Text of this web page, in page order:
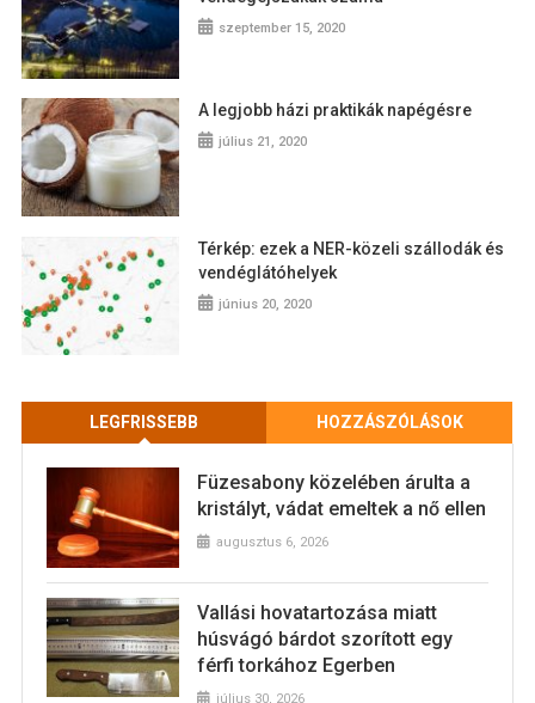
szeptember 15, 2020
A legjobb házi praktikák napégésre
július 21, 2020
Térkép: ezek a NER-közeli szállodák és
vendéglátóhelyek
június 20, 2020
LEGFRISSEBB HOZZÁSZÓLÁSOK
Füzesabony közelében árulta a
kristályt, vádat emeltek a nő ellen
augusztus 6, 2026
Vallási hovatartozása miatt
húsvágó bárdot szorított egy
férfi torkához Egerben
július 30, 2026